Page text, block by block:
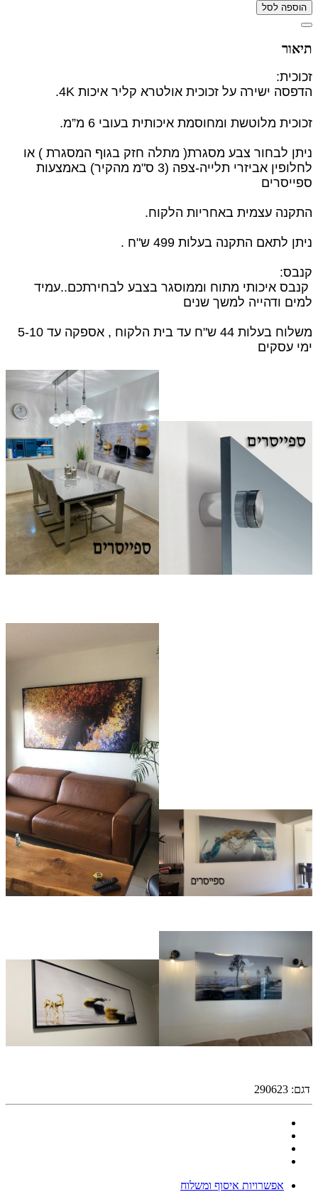
הוספה לסל
תיאור
זכוכית:
הדפסה ישירה על זכוכית אולטרא קליר איכות 4K.
זכוכית מלוטשת ומחוסמת איכותית בעובי 6 מ”מ.
ניתן לבחור צבע מסגרת( מתלה חזק בגוף המסגרת ) או
לחלופין
אביזרי תלייה-צפה (3 ס"מ מהקיר) באמצעות
ספייסרים
התקנה עצמית באחריות הלקוח.
ניתן לתאם התקנה בעלות 499 ש"ח .
קנבס:
קנבס איכותי מתוח וממוסגר בצבע לבחירתכם..עמיד
למים ודהייה למשך שנים
משלוח בעלות 44 ש"ח עד בית הלקוח , אספקה עד 5-10
ימי עסקים
דגם: 290623
אפשרויות איסוף ומשלוח